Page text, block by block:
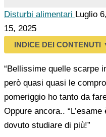
Disturbi alimentari Luglio
15, 2025
INDICE DEI CONTENUTI
“Bellissime quelle scarpe
però quasi quasi le
pomeriggio ho tanto da
Oppure ancora..
dovuto studiare di più!”